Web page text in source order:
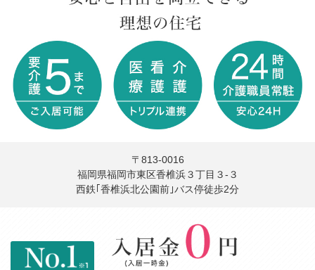
〒813-0016
福岡県福岡市東区香椎浜３丁目３-３
西鉄｢香椎浜北公園前｣バス停徒歩2分